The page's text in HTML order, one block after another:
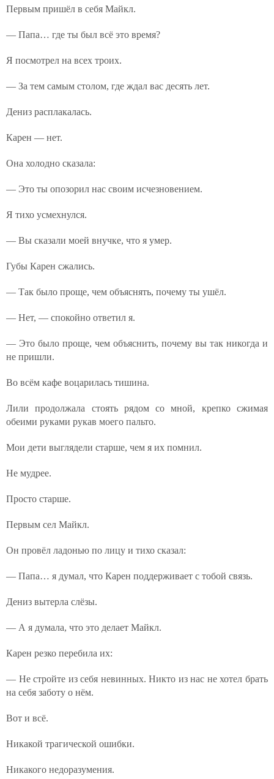
Первым пришёл в себя Майкл.
— Папа… где ты был всё это время?
Я посмотрел на всех троих.
— За тем самым столом, где ждал вас десять лет.
Дениз расплакалась.
Карен — нет.
Она холодно сказала:
— Это ты опозорил нас своим исчезновением.
Я тихо усмехнулся.
— Вы сказали моей внучке, что я умер.
Губы Карен сжались.
— Так было проще, чем объяснять, почему ты ушёл.
— Нет, — спокойно ответил я.
— Это было проще, чем объяснить, почему вы так никогда и
не пришли.
Во всём кафе воцарилась тишина.
Лили продолжала стоять рядом со мной, крепко сжимая
обеими руками рукав моего пальто.
Мои дети выглядели старше, чем я их помнил.
Не мудрее.
Просто старше.
Первым сел Майкл.
Он провёл ладонью по лицу и тихо сказал:
— Папа… я думал, что Карен поддерживает с тобой связь.
Дениз вытерла слёзы.
— А я думала, что это делает Майкл.
Карен резко перебила их:
— Не стройте из себя невинных. Никто из нас не хотел брать
на себя заботу о нём.
Вот и всё.
Никакой трагической ошибки.
Никакого недоразумения.